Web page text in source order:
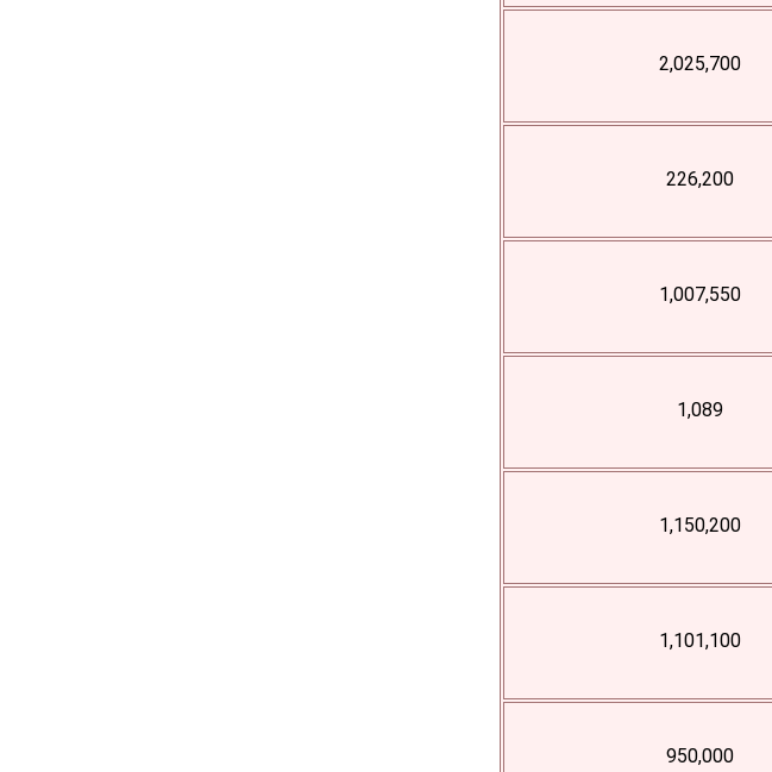
2,025,700
226,200
1,007,550
1,089
1,150,200
1,101,100
950,000